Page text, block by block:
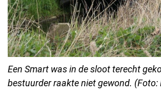
Een Smart was in de sloot terecht
bestuurder raakte niet gewond. (Foto: